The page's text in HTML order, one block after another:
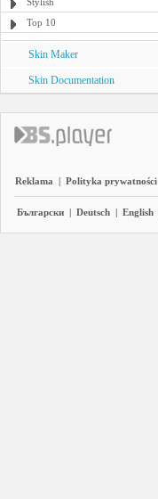
Top 10
Skin Maker
Skin Documentation
Reklama | Polityka prywatności
Български | Deutsch | English